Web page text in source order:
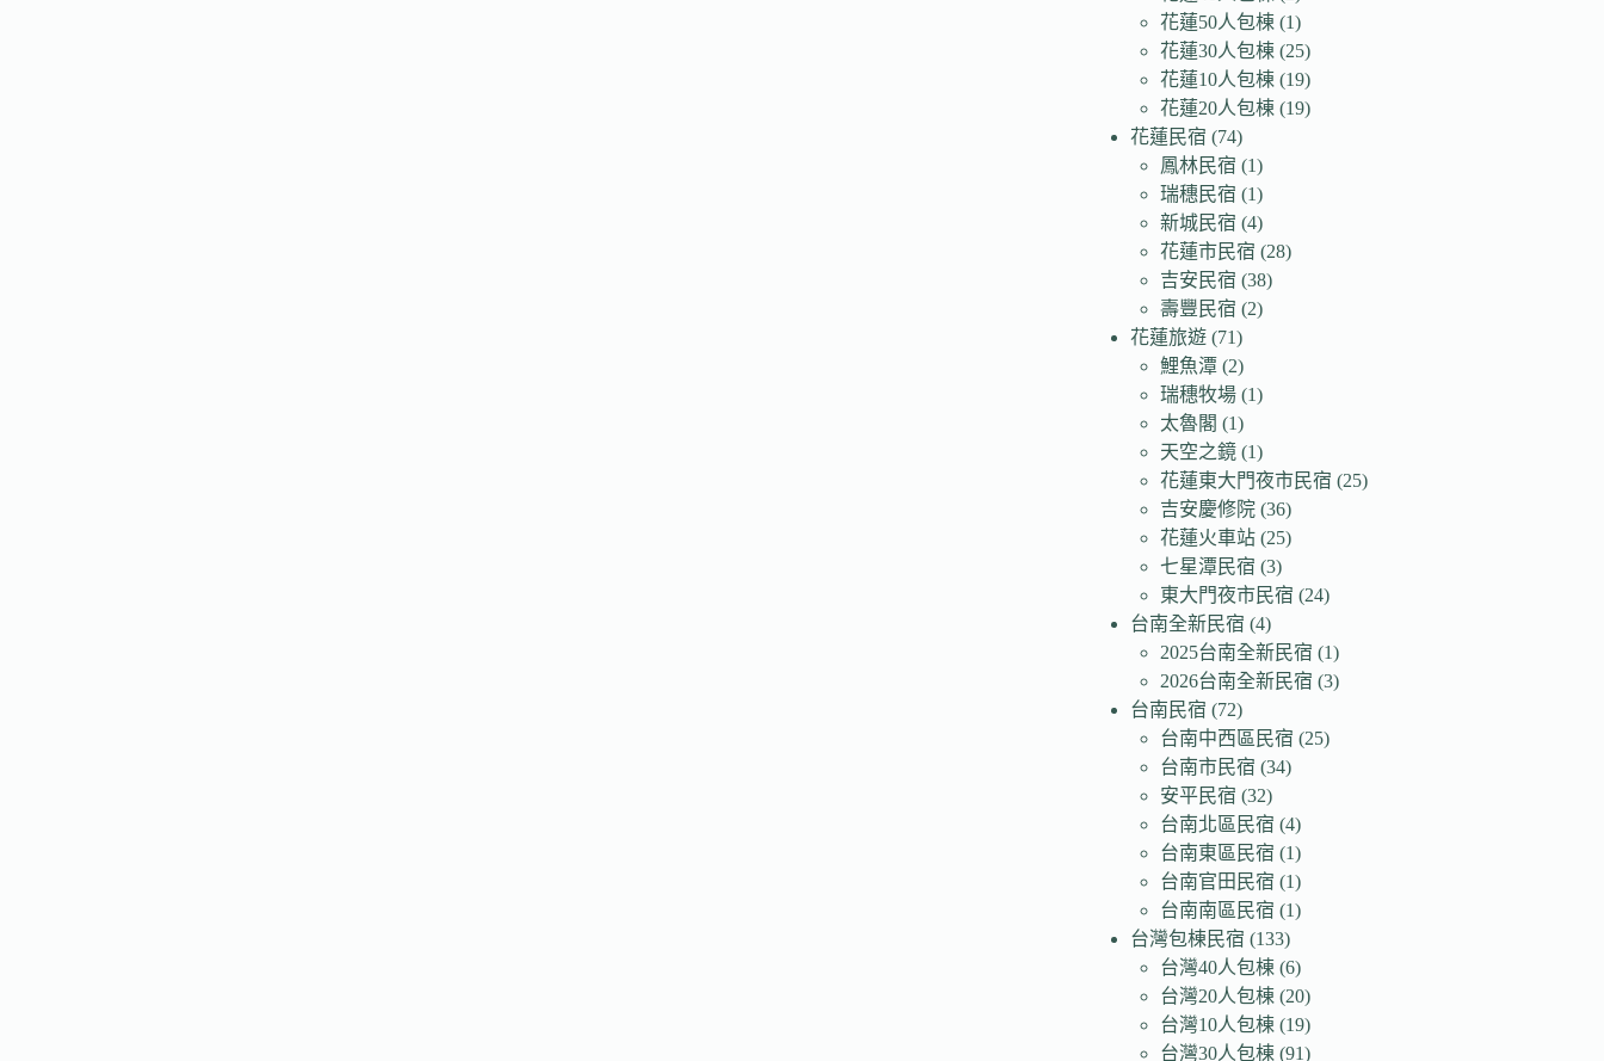
花蓮50人包棟 (1)
花蓮30人包棟 (25)
花蓮10人包棟 (19)
花蓮20人包棟 (19)
花蓮民宿 (74)
鳳林民宿 (1)
瑞穗民宿 (1)
新城民宿 (4)
花蓮市民宿 (28)
吉安民宿 (38)
壽豐民宿 (2)
花蓮旅遊 (71)
鯉魚潭 (2)
瑞穗牧場 (1)
太魯閣 (1)
天空之鏡 (1)
花蓮東大門夜市民宿 (25)
吉安慶修院 (36)
花蓮火車站 (25)
七星潭民宿 (3)
東大門夜市民宿 (24)
台南全新民宿 (4)
2025台南全新民宿 (1)
2026台南全新民宿 (3)
台南民宿 (72)
台南中西區民宿 (25)
台南市民宿 (34)
安平民宿 (32)
台南北區民宿 (4)
台南東區民宿 (1)
台南官田民宿 (1)
台南南區民宿 (1)
台灣包棟民宿 (133)
台灣40人包棟 (6)
台灣20人包棟 (20)
台灣10人包棟 (19)
台灣30人包棟 (91)